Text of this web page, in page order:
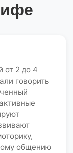
от 2 до 4
говорить
общению